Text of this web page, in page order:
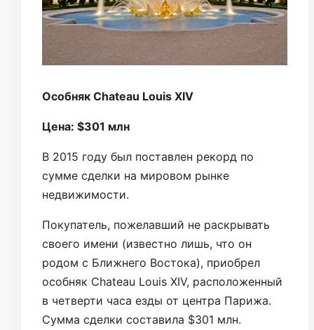
Особняк Chateau Louis XIV
Цена: $301 млн
В 2015 году был поставлен рекорд по
сумме сделки на мировом рынке
недвижимости.
Покупатель, пожелавший не раскрывать
своего имени (известно лишь, что он
родом с Ближнего Востока), приобрел
особняк Chateau Louis XIV, расположенный
в четверти часа езды от центра Парижа.
Сумма сделки составила $301 млн.